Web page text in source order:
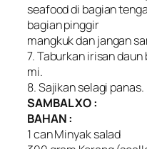
seafood di bagian
bagian pinggir
mangkuk dan jangan
7. Taburkan irisan
mi.
8. Sajikan selagi panas.
SAMBAL XO :
BAHAN :
1 can Minyak salad